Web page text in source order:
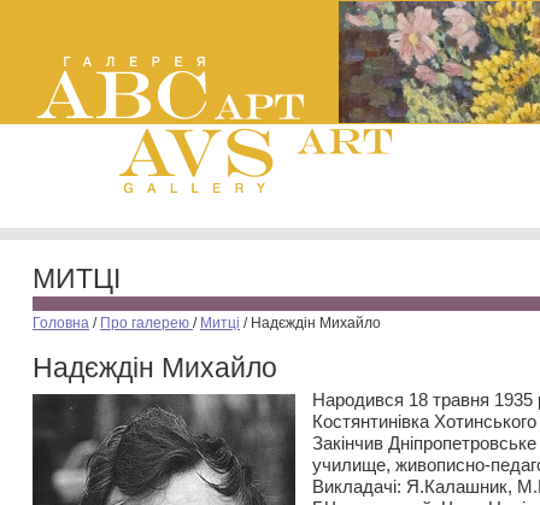
МИТЦІ
Головна / Про галерею / Митці / Надєждін Михайло
Надєждін Михайло
Народився 18 травня 1935
Костянтинівка
Закінчив
училище, живописно-
Викладачі: Я.Калашник,